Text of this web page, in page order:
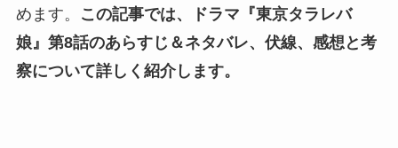
めます。
この記事では、ドラマ『東京タラレバ
娘』第8話のあらすじ＆ネタバレ、伏線、感想と考
察について詳しく紹介します。